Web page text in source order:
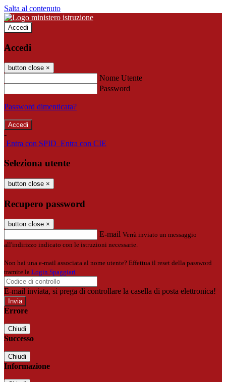
Salta al contenuto
Accedi
Accedi
button close ×
Nome Utente
Password
Password dimenticata?
-
Entra con SPID Entra con CIE
Seleziona utente
button close ×
Recupero password
button close ×
E-mail Verrà inviato un messaggio
all'indirizzo indicato con le istruzioni necessarie.
Non hai una e-mail associata al nome utente? Effettua il reset della password
tramite la Login Spaggiari
E-mail inviata, si prega di controllare la casella di posta elettronica!
Errore
Chiudi
Successo
Chiudi
Informazione